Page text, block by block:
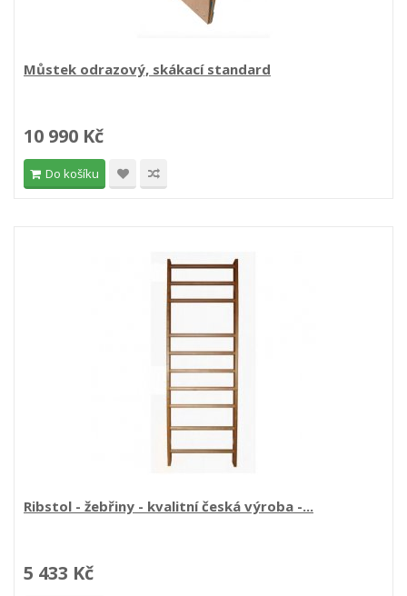
Můstek odrazový, skákací standard
10 990 Kč
Do košíku
Ribstol - žebřiny - kvalitní česká výroba -...
5 433 Kč